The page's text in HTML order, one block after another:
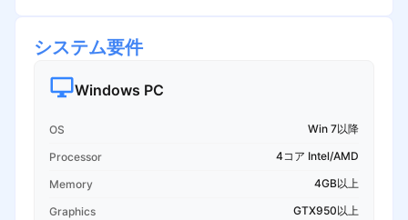
システム要件
Windows PC
OS Win 7以降
Processor 4コア Intel/AMD
Memory 4GB以上
Graphics GTX950以上